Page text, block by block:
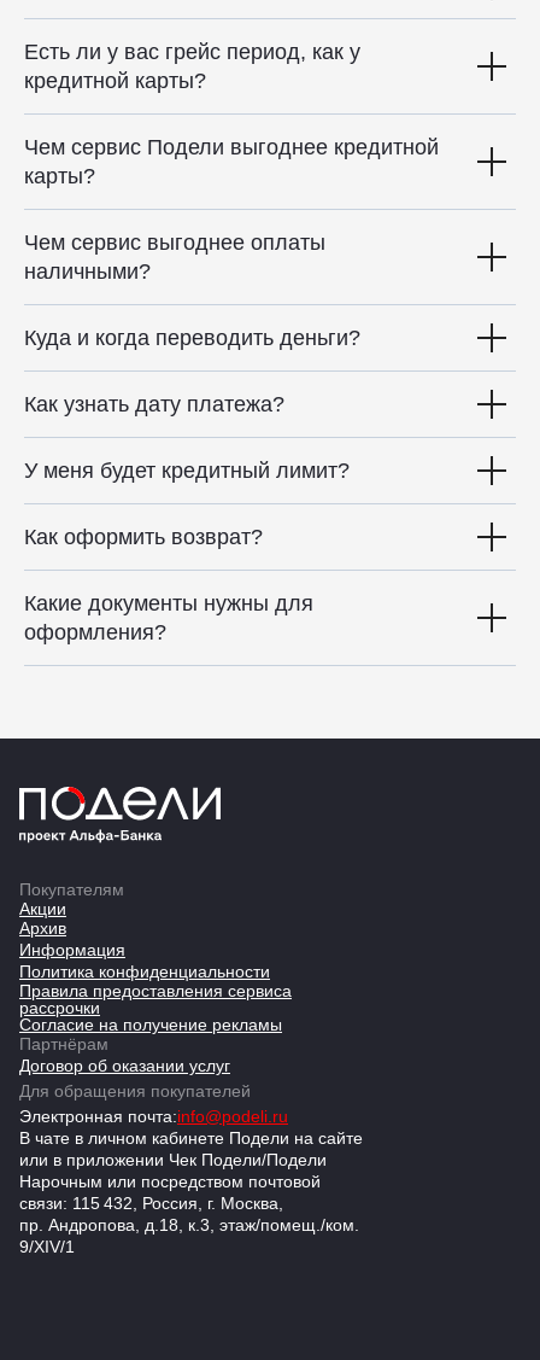
Есть ли у вас грейс период, как у
кредитной карты?
Чем сервис Подели выгоднее кредитной
карты?
Чем сервис выгоднее оплаты
наличными?
Куда и когда переводить деньги?
Как узнать дату платежа?
У меня будет кредитный лимит?
Как оформить возврат?
Какие документы нужны для
оформления?
Покупателям
Акции
Архив
Информация
Политика конфиденциальности
Правила предоставления сервиса
рассрочки
Согласие на получение рекламы
Партнёрам
Договор об оказании услуг
Для обращения покупателей
Электронная почта:info@podeli.ru
В чате в личном кабинете Подели на сайте
или в приложении Чек Подели/Подели
Нарочным или посредством почтовой
связи: 115 432, Россия, г. Москва,
пр. Андропова, д.18, к.3, этаж/помещ./ком.
9/XIV/1